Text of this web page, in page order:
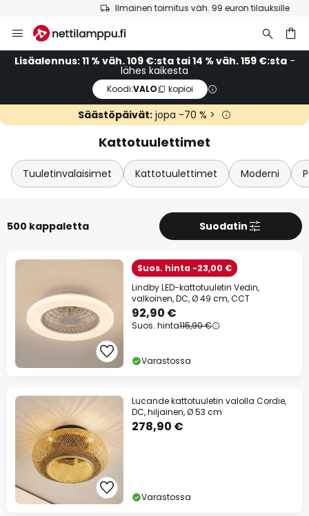
Ilmainen toimitus väh. 99 euron tilauksille
to
Content
Lisäalennus: 11 % väh. 109 €:sta tai 14 % väh. 159 €:sta-
lähes kaikesta
Koodi:VALO kopioi
Säästöpäivät: jopa -70 % >
Kattotuulettimet
Tuuletinvalaisimet Kattotuulettimet Moderni
500 kappaletta Suodatin
Suos. hinta -23,00 €
Lindby LED-kattotuuletin Vedin,
valkoinen, DC, Ø 49 cm, CCT
92,90 €
Suos. hinta115,90 €
Varastossa
Lucande kattotuuletin valolla Cordie,
DC, hiljainen, Ø 53 cm
278,90 €
Varastossa
Lisäalennus
14 % alennustaväh. 159 €:sta
11 % alennustaväh. 109 €:sta
lähes kaikesta*
Koodi:VALO kopioi
Tarjouksiin
*Poissuljetut tuotemerkit